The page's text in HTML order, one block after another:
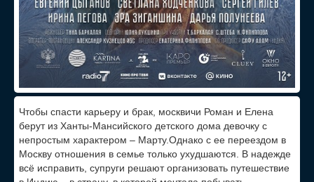
Чтобы спасти карьеру и брак, москвичи Роман и Елена
берут из Ханты-Мансийского детского дома девочку с
непростым характером – Марту.Однако с ее переездом в
Москву отношения в семье только ухудшаются. В надежде
всё исправить, супруги решают организовать путешествие